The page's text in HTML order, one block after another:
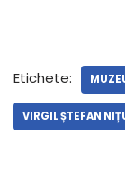
Etichete:
VIRGIL ȘTEFAN